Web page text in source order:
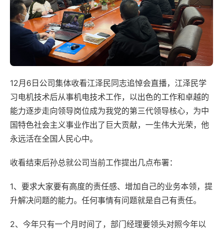
12月6日公司集体收看江泽民同志追悼会直播，江泽民学
习电机技术后从事机电技术工作，以出色的工作和卓越的
能力逐步走向领导岗位成为我党的第三代领导核心，为中
国特色社会主义事业作出了巨大贡献，一生伟大光荣，他
永远活在全国人民心中。
收看结束后孙总就公司当前工作提出几点布署：
1、要求大家要有高度的责任感、增加自己的业务本领，提
升解决问题的能力。任何事情有问题就是自己有责任。
2、今年只有一个月时间了，部门经理要领头对照今年以